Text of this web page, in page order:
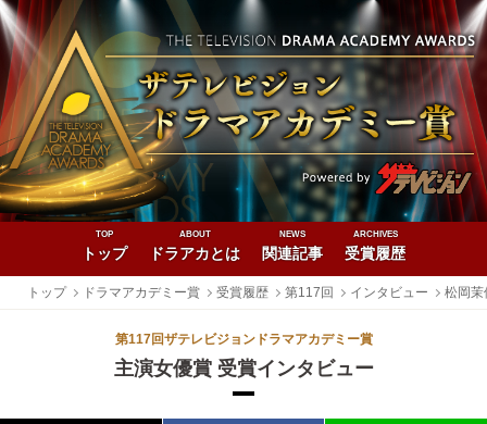
TOP
トップ
ABOUT
ドラアカとは
NEWS
関連記事
ARCHIVES
受賞履歴
トップ ドラマアカデミー賞 受賞履歴 第117回 インタビュー 松岡茉
第117回ザテレビジョンドラマアカデミー賞
主演女優賞 受賞インタビュー